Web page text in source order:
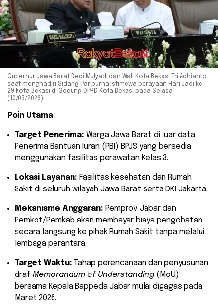
Gubernur Jawa Barat Dedi Mulyadi dan Wali Kota Bekasi Tri Adhianto
saat menghadiri Sidang Paripurna Istimewa perayaan Hari Jadi ke-
29 Kota Bekasi di Gedung DPRD Kota Bekasi pada Selasa
(10/03/2026).
Poin Utama:
Target Penerima: Warga Jawa Barat di luar data
Penerima Bantuan Iuran (PBI) BPJS yang bersedia
menggunakan fasilitas perawatan Kelas 3.
Lokasi Layanan: Fasilitas kesehatan dan Rumah
Sakit di seluruh wilayah Jawa Barat serta DKI Jakarta.
Mekanisme Anggaran: Pemprov Jabar dan
Pemkot/Pemkab akan membayar biaya pengobatan
secara langsung ke pihak Rumah Sakit tanpa melalui
lembaga perantara.
Target Waktu: Tahap perencanaan dan penyusunan
draf Memorandum of Understanding (MoU)
bersama Kepala Bappeda Jabar mulai digagas pada
Maret 2026.